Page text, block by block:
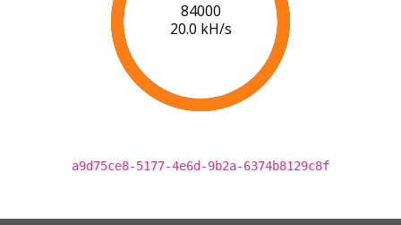
86000
20.2 kH/s
a9d75ce8-5177-4e6d-9b2a-6374b8129c8f